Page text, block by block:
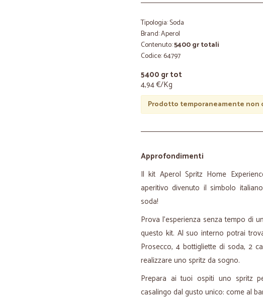
Tipologia: Soda
Brand: Aperol
Contenuto:5400 gr totali
Codice: 64797
5400 gr tot
4,94 €/Kg
Prodotto temporaneamente non
Approfondimenti
Il kit Aperol Spritz Home
aperitivo divenuto il simbolo
soda!
Prova l'esperienza senza tempo di
questo kit. Al suo interno potrai
Prosecco, 4 bottigliette di soda, 2
realizzare uno spritz da sogno.
Prepara ai tuoi ospiti uno spritz
casalingo dal gusto unico: come al